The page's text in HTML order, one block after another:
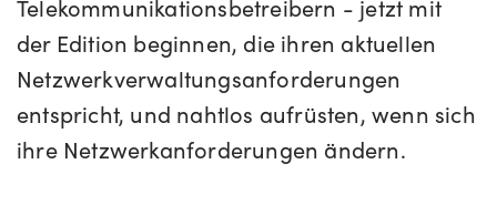
Telekommunikationsbetreibern - jetzt mit
der Edition beginnen, die ihren aktuellen
Netzwerkverwaltungsanforderungen
entspricht, und nahtlos aufrüsten, wenn sich
ihre Netzwerkanforderungen ändern.